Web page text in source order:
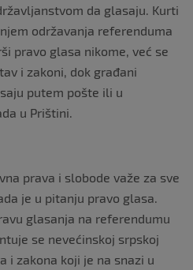
da glasaju. Kurti
održavanja referenduma
pravo glasa nikome, već se
i zakoni, dok građani
putem pošte ili u
u Prištini.
prava i slobode važe za sve
je u pitanju pravo glasa.
glasanja na referendumu
se nevećinskoj srpskoj
i zakona koji je na snazi u